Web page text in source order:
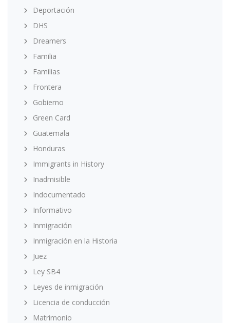
Deportación
DHS
Dreamers
Familia
Familias
Frontera
Gobierno
Green Card
Guatemala
Honduras
Immigrants in History
Inadmisible
Indocumentado
Informativo
Inmigración
Inmigración en la Historia
Juez
Ley SB4
Leyes de inmigración
Licencia de conducción
Matrimonio